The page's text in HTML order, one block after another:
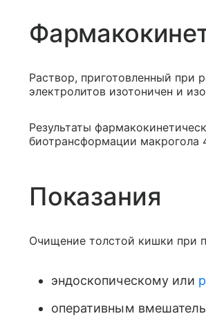
Раствор, приготовленный при
электролитов изотоничен и
Результаты
биотрансформации макрогола
Показания
Очищение толстой кишки при
эндоскопическому или
оперативным